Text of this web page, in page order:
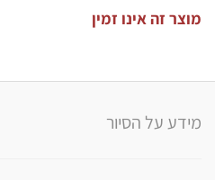
מוצר זה אינו זמין
מידע על הסיור